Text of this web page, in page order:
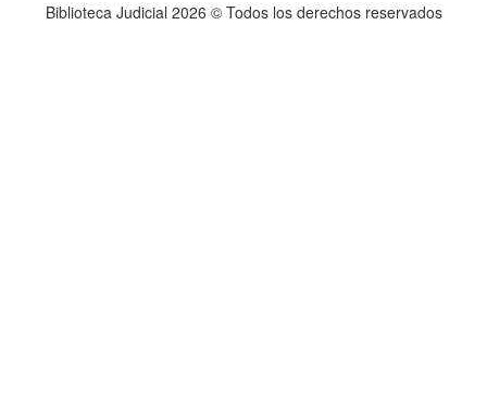
Biblioteca Judicial 2026 © Todos los derechos reservados